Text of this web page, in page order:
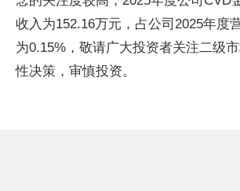
收入为152.16万元，占公司2025年度
为0.15%，敬请广大投资者关注二级
性决策，审慎投资。